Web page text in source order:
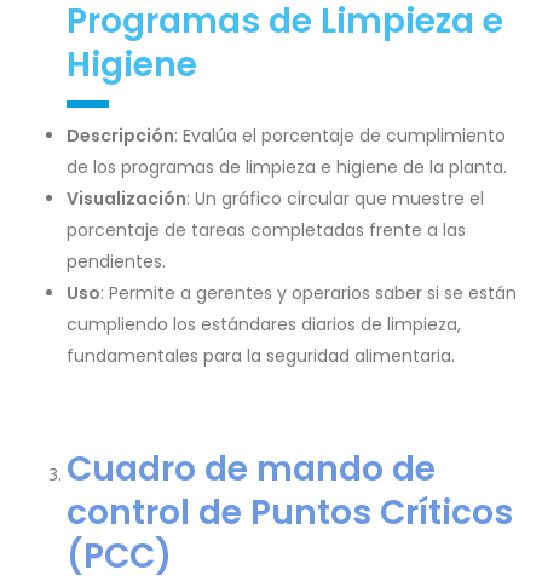
Programas de Limpieza e
Higiene
Descripción: Evalúa el porcentaje de cumplimiento
de los programas de limpieza e higiene de la planta.
Visualización: Un gráfico circular que muestre el
porcentaje de tareas completadas frente a las
pendientes.
Uso: Permite a gerentes y operarios saber si se están
cumpliendo los estándares diarios de limpieza,
fundamentales para la seguridad alimentaria.
Cuadro de mando de
control de Puntos Críticos
(PCC)